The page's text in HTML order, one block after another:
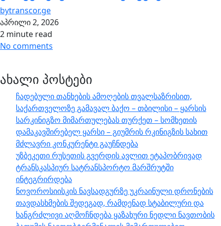
bytranscor.ge
აპრილი 2, 2026
2 minute read
No comments
ახალი პოსტები
ჩადებული თანხების ამოღების თვალსაზრისით,
საქართველოზე გამავალ ბაქო – თბილისი – ყარსის
სარკინიგზო მიმართულებას თურქეთ – სომხეთის
დამაკავშირებელ ყარსი – გიუმრის რკინიგზის სახით
მძლავრი კონკურენტი გაუჩნდება
უზბეკეთი რუსეთის გვერდის ავლით ეტაპობრივად
ტრანსკასპიურ სატრანსპორტო მარშრუტში
ინტეგრირდება
ნოვოროსიისკის ნავსადგურზე უკრაინული დრონების
თავდასხმების შედეგად, რამდენად სტაბილური და
ხანგრძლივი აღმოჩნდება ყაზახური ნედლი ნავთობის